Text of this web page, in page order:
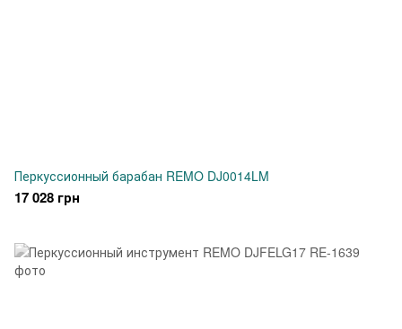
Перкуссионный барабан REMO DJ0014LM
17 028 грн